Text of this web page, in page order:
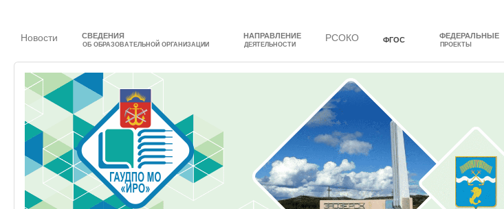
Новости СВЕДЕНИЯ
ОБ ОБРАЗОВАТЕЛЬНОЙ ОРГАНИЗАЦИИ
НАПРАВЛЕНИЕ
ДЕЯТЕЛЬНОСТИ
РСОКО ФГОС ФЕДЕРАЛЬНЫЕ
ПРОЕКТЫ